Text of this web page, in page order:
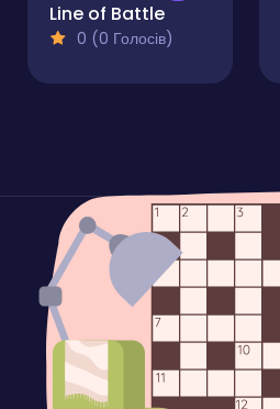
Line of Battle
0 (0 Голосів)